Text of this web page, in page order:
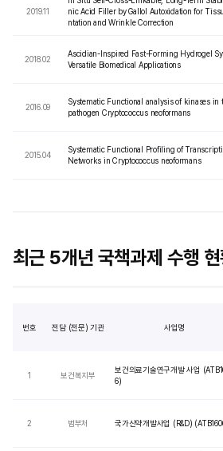
2019.11
nic Acid Filler by Gallol Autoxidation for
ntation and Wrinkle Correction
2018.02
Ascidian-Inspired Fast-Forming Hydrogel
Versatile Biomedical Applications
2016.09
Systematic Functional analysis of kinases in
pathogen Cryptococcus neoformans
2015.04
Systematic Functional Profiling of
Networks in Cryptococcus neoformans
최근 5개년 국책과제 수행
번호 전담 (전문) 기관 사업명
1 보건복지부
보건의료기술연구개발 사업
6)
2 범부처 국가신약개발사업 (R&D)